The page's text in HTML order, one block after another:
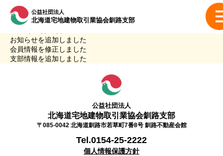
公益社団法人
北海道宅地建物取引業協会釧路支部
お知らせを追加しました
会員情報を修正しました
支部情報を追加しました
公益社団法人
北海道宅地建物取引業協会釧路支部
〒085-0042 北海道釧路市若草町7番8号 釧路不動産会館
Tel.0154-25-2222
個人情報保護方針